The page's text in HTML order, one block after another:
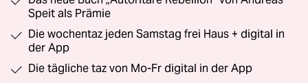
Speit als Prämie
Die wochentaz jeden Samstag frei Haus + digital in
der App
Die tägliche taz von Mo-Fr digital in der App